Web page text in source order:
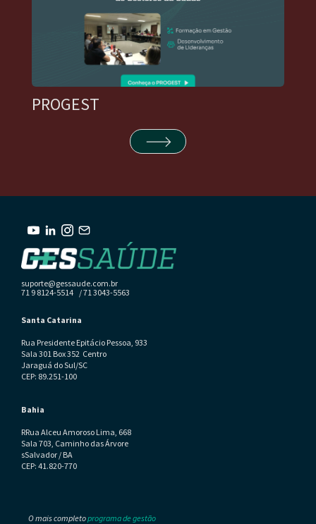
PROGEST
suporte@gessaude.com.br
71 9 8124-5514 / 71 3043-5563
Santa Catarina
Rua Presidente Epitácio Pessoa, 933
Sala 301 Box 352 Centro
Jaraguá do Sul/SC
CEP: 89.251-100
Bahia
RRua Alceu Amoroso Lima, 668
Sala 703, Caminho das Árvore
sSalvador / BA
CEP: 41.820-770
O mais completoprograma de gestão